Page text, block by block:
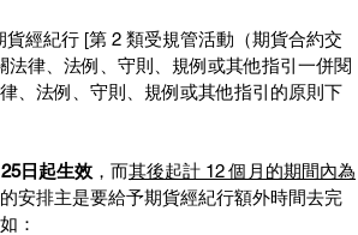
貨經紀行 [第 2 類受規管活動（期貨合約交
法律、法例、守則、規例或其他指引一併閱
、法例、守則、規例或其他指引的原則下
日起生效 ，而其後起計 12 個月的期間內為
安排主是要給予期貨經紀行額外時間去完
：